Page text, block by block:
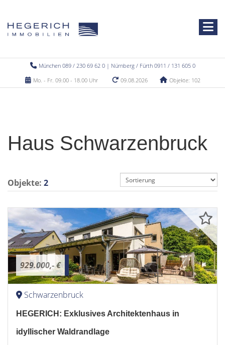
München 089 / 230 69 62 0 | Nürnberg / Fürth 0911 / 131 605 0
Mo. - Fr. 09.00 - 18.00 Uhr
09.08.2026 Objekte: 102
Haus Schwarzenbruck
Objekte: 2
929.000,- €
Schwarzenbruck
HEGERICH: Exklusives Architektenhaus in
idyllischer Waldrandlage